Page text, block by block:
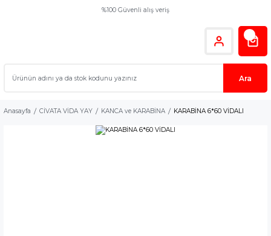
%100 Güvenli alış veriş
Ara
Anasayfa CİVATA VİDA YAY KANCA ve KARABİNA KARABİNA 6*60 VİDALI